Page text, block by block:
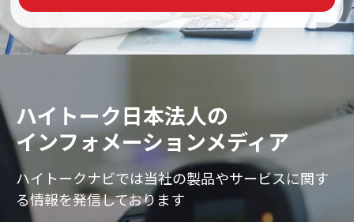
ハイトーク日本法人の
インフォメーションメディア
ハイトークナビでは当社の製品やサービスに関す
る情報を発信しております